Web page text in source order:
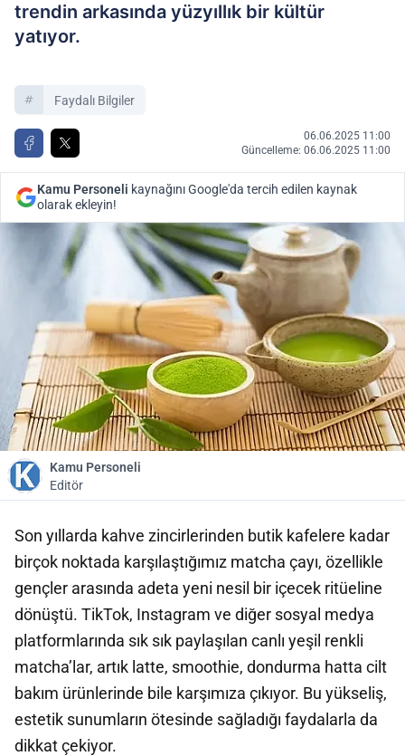
trendin arkasında yüzyıllık bir kültür
yatıyor.
Faydalı Bilgiler
06.06.2025 11:00
Güncelleme: 06.06.2025 11:00
Kamu Personeli kaynağını Google'da tercih edilen kaynak
olarak ekleyin!
Kamu Personeli
Editör
Son yıllarda kahve zincirlerinden butik kafelere kadar
birçok noktada karşılaştığımız matcha çayı, özellikle
gençler arasında adeta yeni nesil bir içecek ritüeline
dönüştü. TikTok, Instagram ve diğer sosyal medya
platformlarında sık sık paylaşılan canlı yeşil renkli
matcha’lar, artık latte, smoothie, dondurma hatta cilt
bakım ürünlerinde bile karşımıza çıkıyor. Bu yükseliş,
estetik sunumların ötesinde sağladığı faydalarla da
dikkat çekiyor.